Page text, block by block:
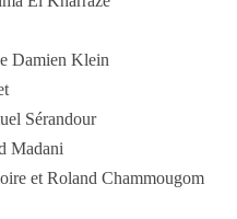
Damien Klein
Sérandour
Madani
et Roland Chammougom